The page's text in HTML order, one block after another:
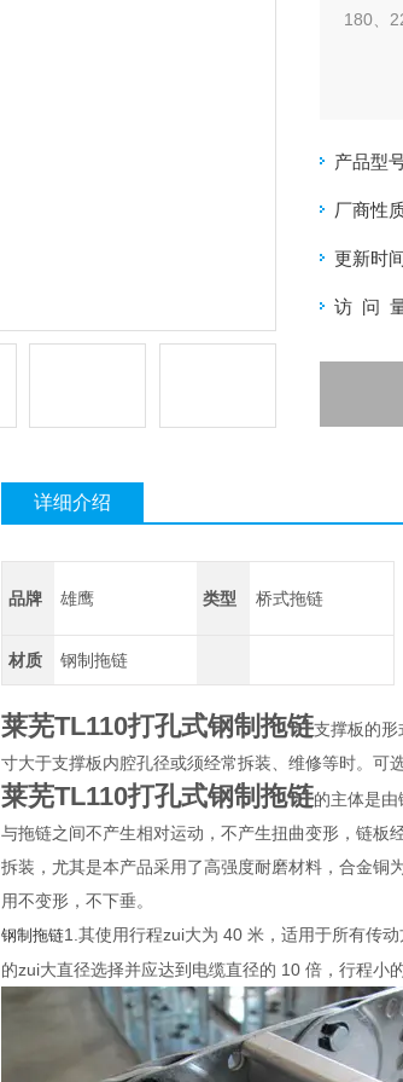
180、
产品型
厂商性
更新时
访 问
详细介绍
品牌 雄鹰 类型 桥式拖链
材质 钢制拖链
莱芜TL110打孔式钢制拖链支撑板的
寸大于支撑板内腔孔径或须经常拆装、维修等时。
莱芜TL110打孔式钢制拖链的主体是
与拖链之间不产生相对运动，不产生扭曲变形，链板
拆装，尤其是本产品采用了高强度耐磨材料，合金铜
用不变形，不下垂。
钢制拖链1.其使用行程zui大为 40 米，适用于所有传
的zui大直径选择并应达到电缆直径的 10 倍，行程小